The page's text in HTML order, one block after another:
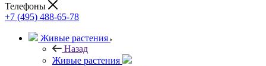
Телефоны
+7 (495) 488-65-78
Живые растения
Назад
Живые растения